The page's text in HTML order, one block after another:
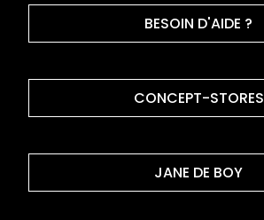
BESOIN D'AIDE ?
CONCEPT-STORES
JANE DE BOY